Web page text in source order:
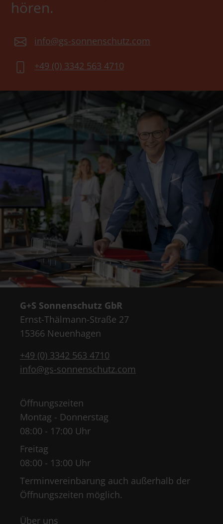
hören.
info@gs-sonnenschutz.com
+49 (0) 3342 563 4710
G+S Sonnenschutz GbR
Ernst-Thälmann-Straße 27
15366 Neuenhagen
+49 (0) 3342 563 4710
info@gs-sonnenschutz.com
Öffnungszeiten
Montag - Donnerstag
08:00 - 17:00 Uhr
Freitag
08:00 - 13:00 Uhr
Terminvereinbarung auch außerhalb der
Öffnungszeiten möglich.
Über uns